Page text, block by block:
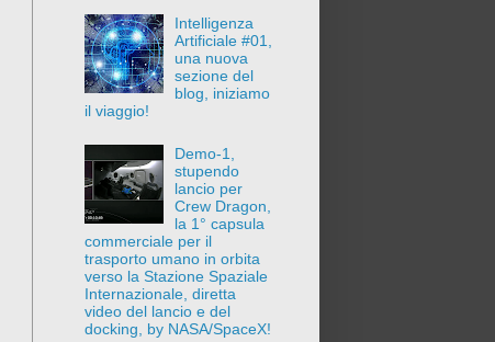
Intelligenza
Artificiale #01,
una nuova
sezione del
blog, iniziamo
il viaggio!
Demo-1,
stupendo
lancio per
Crew Dragon,
la 1° capsula
commerciale per il
trasporto umano in orbita
verso la Stazione Spaziale
Internazionale, diretta
video del lancio e del
docking, by NASA/SpaceX!